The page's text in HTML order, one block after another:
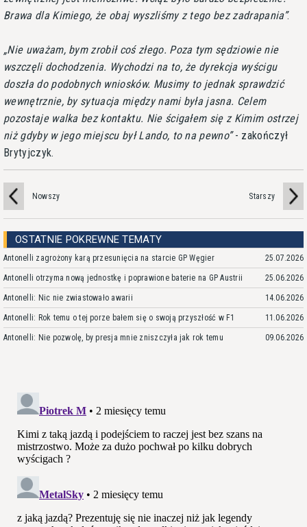
Brawa dla Kimiego, że obaj wyszliśmy z tego bez zadrapania .
Nie uważam, bym zrobił coś złego. Poza tym sędziowie nie
wszczęli dochodzenia. Wychodzi na to, że dyrekcja wyścigu
doszła do podobnych wniosków. Musimy to jednak sprawdzić
wewnętrznie, by sytuacja między nami była jasna. Celem
pozostaje walka bez kontaktu. Nie ścigałem się z Kimim ostrzej
niż gdyby w jego miejscu był Lando, to na pewno - zakończył
Brytyjczyk.
Nowszy Starszy
OSTATNIE POKREWNE TEMATY
Antonelli zagrożony karą przesunięcia na starcie GP Węgier 25.07.2026
Antonelli otrzyma nową jednostkę i poprawione baterie na GP Austrii 25.06.2026
Antonelli: Nic nie zwiastowało awarii 14.06.2026
Antonelli: Rok temu o tej porze bałem się o swoją przyszłość w F1 11.06.2026
Antonelli: Nie pozwolę, by presja mnie zniszczyła jak rok temu 09.06.2026